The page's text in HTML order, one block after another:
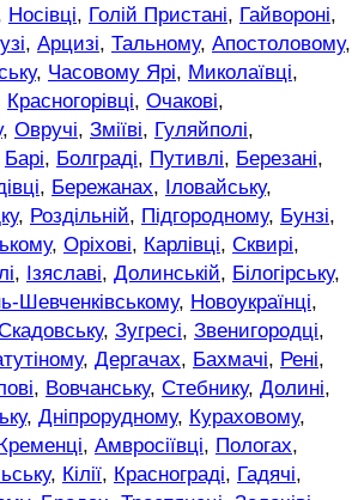
Носівці, Голій Пристані, Гайвороні,
, Арцизі, Тальному, Апостоловому,
, Часовому Ярі, Миколаївці,
Красногорівці, Очакові,
, Овручі, Зміїві, Гуляйполі,
Барі, Болграді, Путивлі, Березані,
, Бережанах, Іловайську,
, Роздільній, Підгородному, Бунзі,
, Оріхові, Карлівці, Сквирі,
, Ізяславі, Долинській, Білогірську,
Шевченківському, Новоукраїнці,
, Зугресі, Звенигородці,
, Дергачах, Бахмачі, Рені,
, Вовчанську, Стебнику, Долині,
, Дніпрорудному, Кураховому,
Кременці, Амвросіївці, Пологах,
, Кілії, Краснограді, Гадячі,